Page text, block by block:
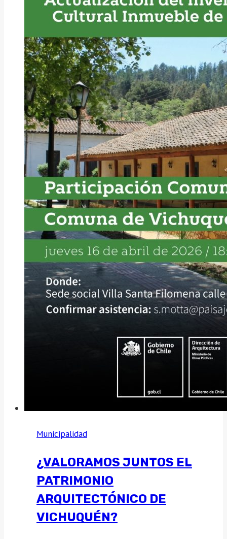
Municipalidad
¿VALORAMOS JUNTOS EL
PATRIMONIO
ARQUITECTÓNICO DE
VICHUQUÉN?